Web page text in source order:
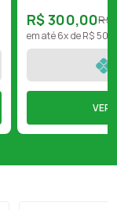
R$ 300,00R$
em até 6x de R$
VER